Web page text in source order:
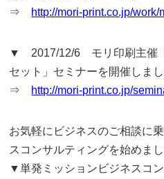
⇒ http://mori-print.co.jp/
▼ 2017/12/6 モリ印刷主催
セット」セミナーを開催しま
⇒ http://mori-print.co.jp/
お気軽にビジネスのご相談に
スコンサルティングを始めまし
▼単発ミッションビジネスコ